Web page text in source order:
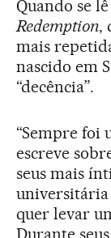
Quando se
Redemption,
mais
nascido em
“decência”.
“Sempre foi
escreve
seus mais
universitária
quer levar